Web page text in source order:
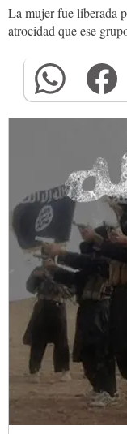
La mujer fue liberada
atrocidad que ese